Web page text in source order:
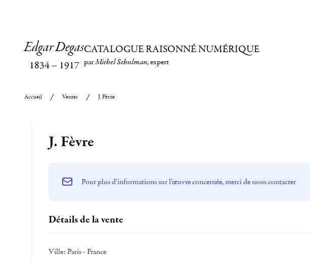
Edgar Degas
1834– 1917
CATALOGUE RAISONNÉ NUMÉRIQUE
parMichel Schulman, expert
Accueil Ventes J. Fèvre
J. Fèvre
Pour plus d'informations sur l'œuvre concernée, merci de nous contacter
Détails de la vente
Ville: Paris - France